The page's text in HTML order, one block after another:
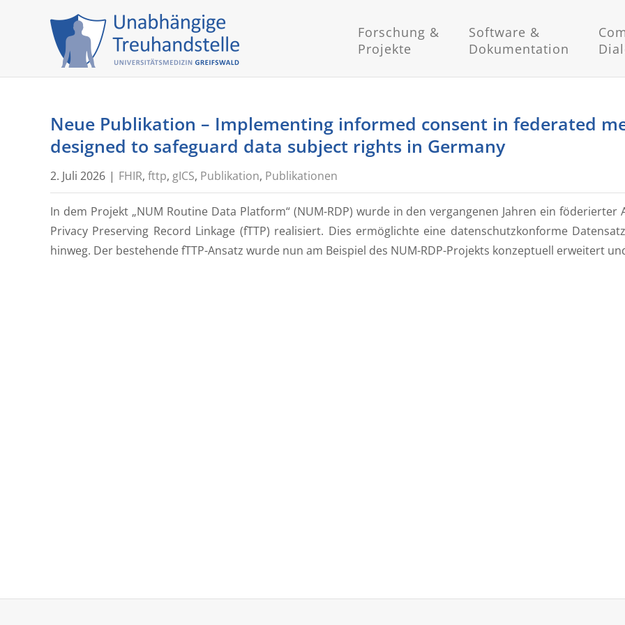
Forschung &
Projekte
Software &
Dokumentation
Neue Publikation – Implementing informed consent in federated
designed to safeguard data subject rights in Germany
2. Juli 2026 | FHIR, fttp, gICS, Publikation, Publikationen
In dem Projekt „NUM Routine Data Platform“ (NUM-RDP) wurde in den vergangenen Jahren ein
Privacy Preserving Record Linkage (fTTP) realisiert. Dies ermöglichte eine datenschutzkonforme
hinweg. Der bestehende fTTP-Ansatz wurde nun am Beispiel des NUM-RDP-Projekts konzeptuell erweitert